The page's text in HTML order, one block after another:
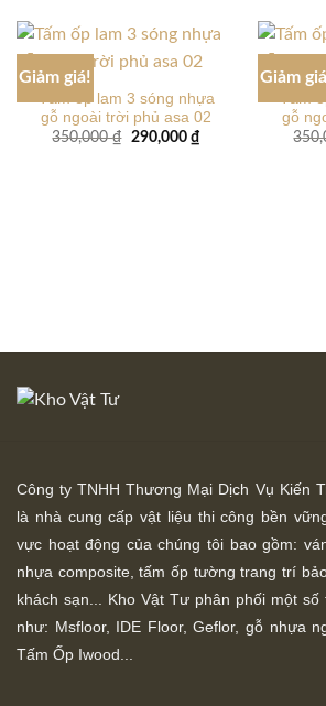
Giảm giá!
Tấm ốp lam 3 sóng nhựa
gỗ ngoài trời phủ asa 02
350,000₫
Giá
290,000 ₫Giá
hiện
Giảm
Tấm
gỗ
Công ty TNHH Thương Mại Dịch Vụ Kiến
là nhà cung cấp vật liệu thi công bền
vực hoạt động của chúng tôi bao gồm:
nhựa composite, tấm ốp tường trang trí
khách sạn... Kho Vật Tư phân phối một
như: Msfloor, IDE Floor,Geflor, gỗ nhựa
Tấm Ốp Iwood...